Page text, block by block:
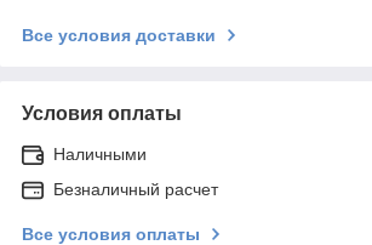
Все условия доставки
Условия оплаты
Наличными
Безналичный расчет
Все условия оплаты